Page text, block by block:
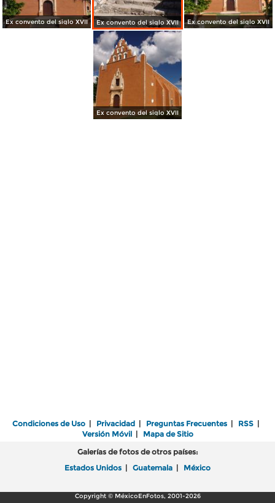
Ex convento del siglo XVII Ex convento del siglo XVII Ex convento del siglo XVII
Ex convento del siglo XVII
Condiciones de Uso | Privacidad | Preguntas Frecuentes | RSS |
Versión Móvil| Mapa de Sitio
Galerías de fotos de otros países:
Estados Unidos | Guatemala | México
Copyright © MéxicoEnFotos, 2001-2026